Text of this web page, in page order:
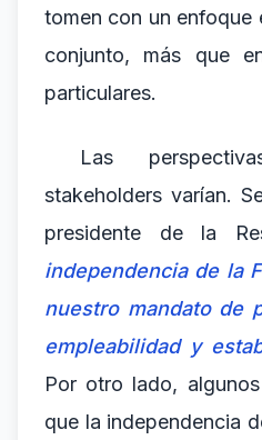
tomen con un enfoque
conjunto, más que
particulares.
Las
stakeholders varían.
presidente de la
independencia de la
nuestro mandato de
empleabilidad y
Por otro lado,
que la independencia